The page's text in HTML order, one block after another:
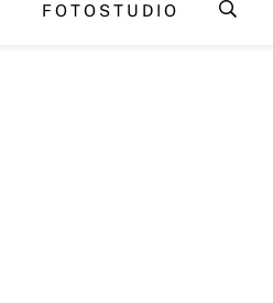
FOTOSTUDIO